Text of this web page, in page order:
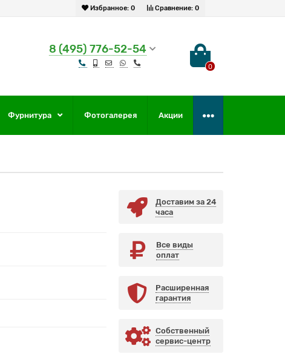
Сравнение: 0
Избранное: 0
8 (495) 776-52-54
0
Фурнитура Фотогалерея Акции
Доставим за 24
часа
Все виды
оплат
Расширенная
гарантия
Собственный
сервис-центр